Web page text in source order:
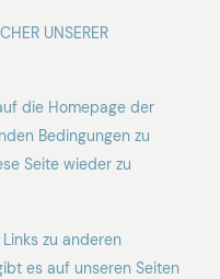
UNSERER
die Homepage der
Bedingungen zu
Seite wieder zu
zu anderen
es auf unseren Seiten